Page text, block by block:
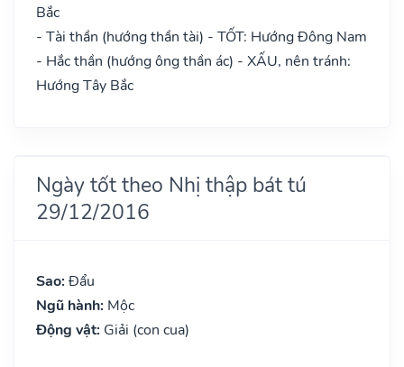
Bắc
- Tài thần (hướng thần tài) - TỐT: Hướng Đông Nam
- Hắc thần (hướng ông thần ác) - XẤU, nên tránh:
Hướng Tây Bắc
Ngày tốt theo Nhị thập bát tú
29/12/2016
Sao: Đẩu
Ngũ hành: Mộc
Động vật: Giải (con cua)